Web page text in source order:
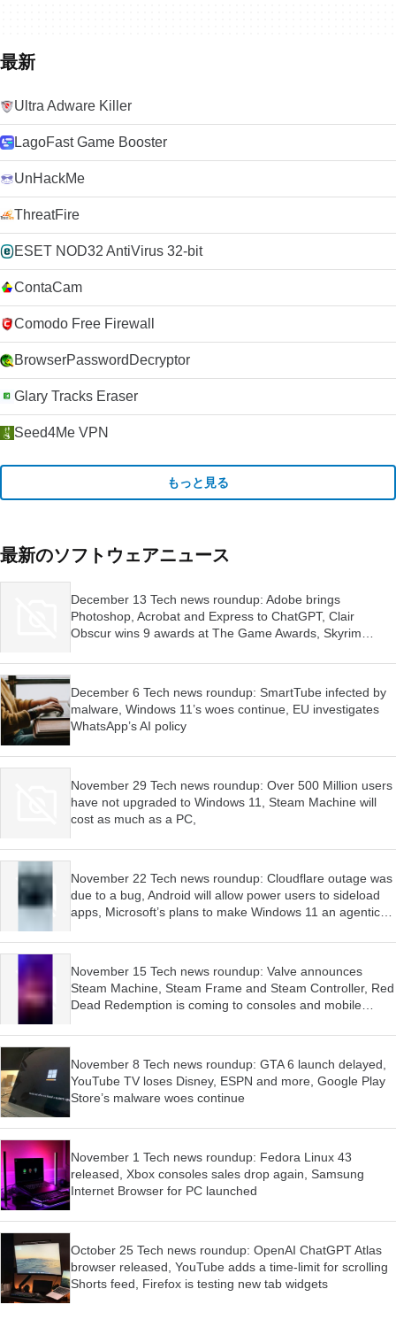
最新
Ultra Adware Killer
LagoFast Game Booster
UnHackMe
ThreatFire
ESET NOD32 AntiVirus 32-bit
ContaCam
Comodo Free Firewall
BrowserPasswordDecryptor
Glary Tracks Eraser
Seed4Me VPN
もっと見る
最新のソフトウェアニュース
December 13 Tech news roundup: Adobe brings
Photoshop, Acrobat and Express to ChatGPT, Clair
Obscur wins 9 awards at The Game Awards, Skyrim
December 6 Tech news roundup: SmartTube infected by
malware, Windows 11’s woes continue, EU investigates
WhatsApp’s AI policy
November 29 Tech news roundup: Over 500 Million users
have not upgraded to Windows 11, Steam Machine will
cost as much as a PC,
November 22 Tech news roundup: Cloudflare outage was
due to a bug, Android will allow power users to sideload
apps, Microsoft’s plans to make Windows 11 an agentic
November 15 Tech news roundup: Valve announces
Steam Machine, Steam Frame and Steam Controller, Red
Dead Redemption is coming to consoles and mobile
November 8 Tech news roundup: GTA 6 launch delayed,
YouTube TV loses Disney, ESPN and more, Google Play
Store’s malware woes continue
November 1 Tech news roundup: Fedora Linux 43
released, Xbox consoles sales drop again, Samsung
Internet Browser for PC launched
October 25 Tech news roundup: OpenAI ChatGPT Atlas
browser released, YouTube adds a time-limit for scrolling
Shorts feed, Firefox is testing new tab widgets